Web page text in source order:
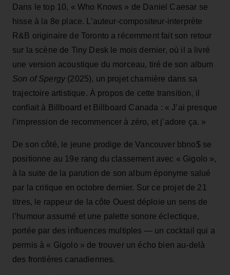
Dans le top 10, « Who Knows » de Daniel Caesar se
hisse à la 8e place. L’auteur-compositeur-interprète
R&B originaire de Toronto a récemment fait son retour
sur la scène de Tiny Desk le mois dernier, où il a livré
une version acoustique du morceau, tiré de son album
Son of Spergy(2025), un projet charnière dans sa
trajectoire artistique. À propos de cette transition, il
confiait à Billboard et Billboard Canada : « J’ai presque
l’impression de recommencer à zéro, et j’adore ça. »
De son côté, le jeune prodige de Vancouver bbno$ se
positionne au 19e rang du classement avec « Gigolo »,
à la suite de la parution de son album éponyme salué
par la critique en octobre dernier. Sur ce projet de 21
titres, le rappeur de la côte Ouest déploie un sens de
l’humour assumé et une palette sonore éclectique,
portée par des influences multiples — un cocktail qui a
permis à « Gigolo » de trouver un écho bien au-delà
des frontières canadiennes.